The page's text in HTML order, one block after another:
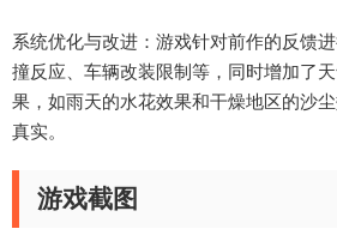
系统优化与改进：游戏针对前作的反馈
撞反应、车辆改装限制等，同时增加了
果，如雨天的水花效果和干燥地区的沙
真实。
游戏截图